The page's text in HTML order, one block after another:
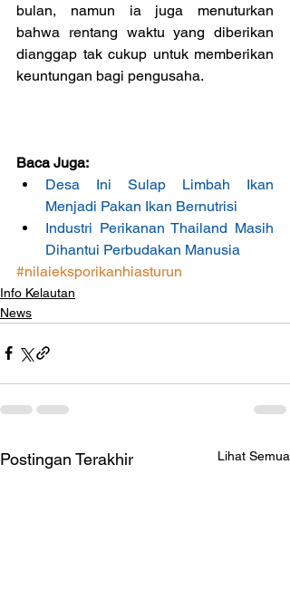
bulan, namun ia juga menuturkan
bahwa rentang waktu yang diberikan
dianggap tak cukup untuk memberikan
keuntungan bagi pengusaha.
Baca Juga:
Desa Ini Sulap Limbah Ikan
Menjadi Pakan Ikan Bernutrisi
Industri Perikanan Thailand Masih
Dihantui Perbudakan Manusia
#nilaieksporikanhiasturun
Info Kelautan
News
Postingan Terakhir Lihat Semua